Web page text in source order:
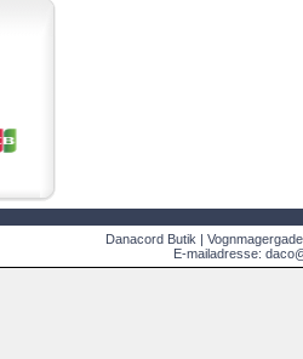
Danacord Butik |
E-mailadresse: